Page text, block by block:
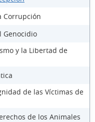
Corrupción
Genocidio
y la Libertad de
de las Víctimas de
de los Animales